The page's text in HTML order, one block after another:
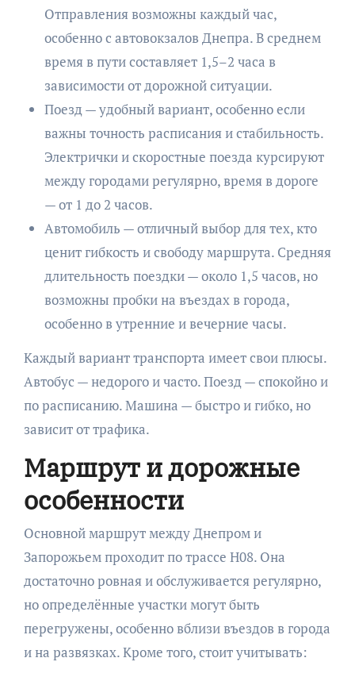
Отправления возможны каждый час,
особенно с автовокзалов Днепра. В среднем
время в пути составляет 1,5–2 часа в
зависимости от дорожной ситуации.
Поезд — удобный вариант, особенно если
важны точность расписания и стабильность.
Электрички и скоростные поезда курсируют
между городами регулярно, время в дороге
— от 1 до 2 часов.
Автомобиль — отличный выбор для тех, кто
ценит гибкость и свободу маршрута. Средняя
длительность поездки — около 1,5 часов, но
возможны пробки на въездах в города,
особенно в утренние и вечерние часы.
Каждый вариант транспорта имеет свои плюсы.
Автобус — недорого и часто. Поезд — спокойно и
по расписанию. Машина — быстро и гибко, но
зависит от трафика.
Маршрут и дорожные
особенности
Основной маршрут между Днепром и
Запорожьем проходит по трассе Н08. Она
достаточно ровная и обслуживается регулярно,
но определённые участки могут быть
перегружены, особенно вблизи въездов в города
и на развязках. Кроме того, стоит учитывать: